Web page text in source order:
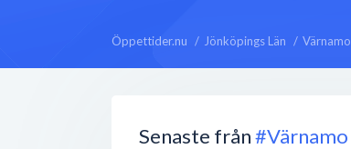
Öppettider.nu Jönköpings Län Värnamo
Senaste från#Värnamo